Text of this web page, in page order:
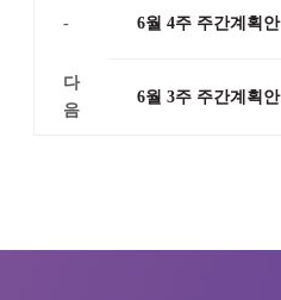
- 6월 4주 주간계획안
다
음
6월 3주 주간계획안